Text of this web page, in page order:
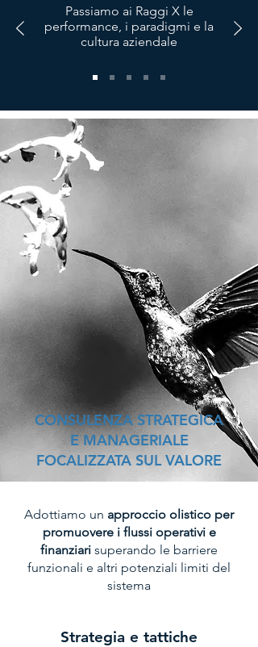
Passiamo ai Raggi X le
performance, i paradigmi e la
cultura aziendale
CONSULENZA STRATEGICA
E MANAGERIALE
FOCALIZZATA SUL VALORE
Adottiamo un approccio olistico per
promuovere i flussi operativi e
finanziari superando le barriere
funzionali e altri potenziali limiti del
sistema
Strategia e tattiche